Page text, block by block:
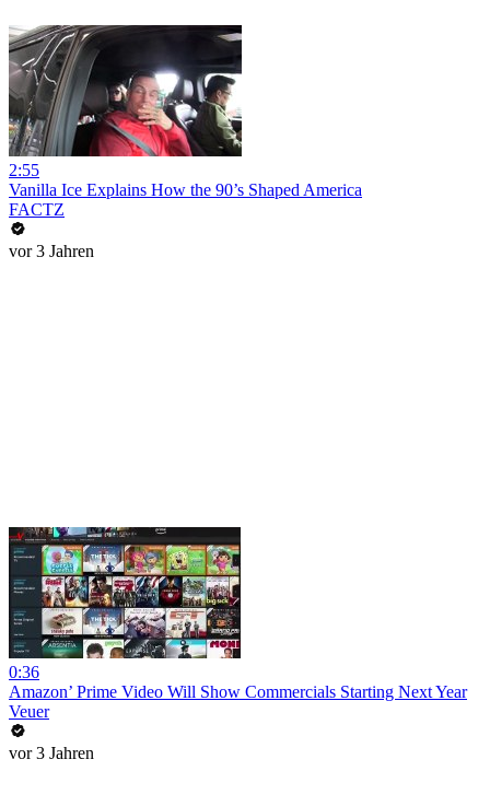
2:55
Vanilla Ice Explains How the 90’s Shaped America
FACTZ
vor 3 Jahren
0:36
Amazon’ Prime Video Will Show Commercials Starting Next Year
Veuer
vor 3 Jahren